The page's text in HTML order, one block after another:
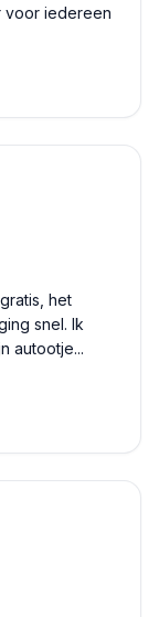
voor iedereen
het
snel. Ik
autootje...